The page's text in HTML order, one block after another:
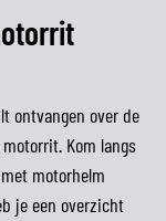
ontvangen over de
Kom langs
motorhelm
je een overzicht